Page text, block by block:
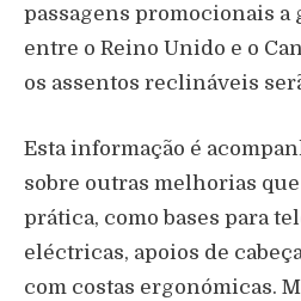
passagens promocionais a
entre o Reino Unido e o
os assentos reclináveis
Esta informação é
sobre outras melhorias
prática, como bases para
eléctricas, apoios de
com costas ergonómicas.